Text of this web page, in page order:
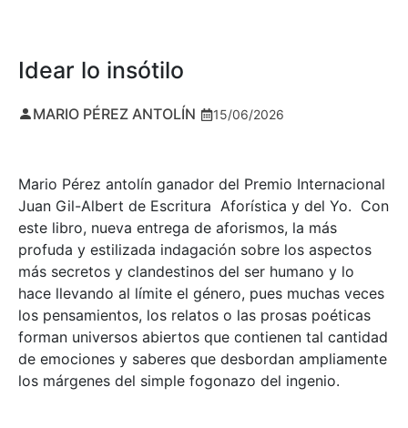
Idear lo insótilo
MARIO PÉREZ ANTOLÍN 15/06/2026
Mario Pérez antolín ganador del Premio Internacional
Juan Gil-Albert de Escritura Aforística y del Yo. Con
este libro, nueva entrega de aforismos, la más
profuda y estilizada indagación sobre los aspectos
más secretos y clandestinos del ser humano y lo
hace llevando al límite el género, pues muchas veces
los pensamientos, los relatos o las prosas poéticas
forman universos abiertos que contienen tal cantidad
de emociones y saberes que desbordan ampliamente
los márgenes del simple fogonazo del ingenio.